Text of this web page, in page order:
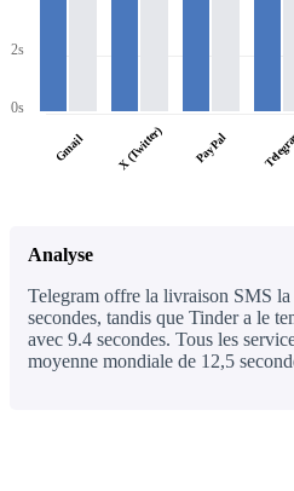
2s
0s
Gmail X (Twitter) PayPal
Analyse
Telegram offre la livraison SMS
secondes, tandis que Tinder a le
avec 9.4 secondes. Tous les
moyenne mondiale de 12,5